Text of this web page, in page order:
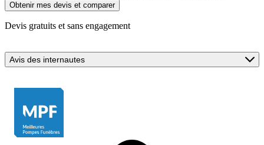
Devis gratuits et sans engagement
Avis des internautes